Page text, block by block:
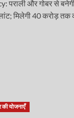
की योजनाएँ